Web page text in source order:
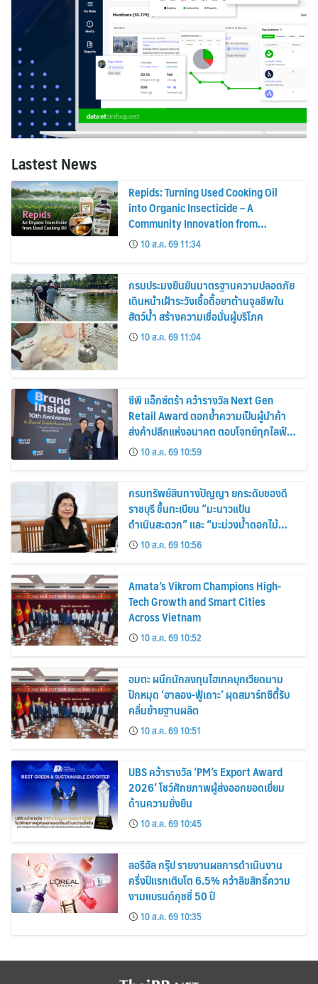
Lastest News
Repids: Turning Used Cooking Oil
into Organic Insecticide – A
Community Innovation from
Chulalongkorn University
10 ส.ค. 69 11:34
กรมประมงยืนยันมาตรฐานความปลอดภัย
เดินหน้าเฝ้าระวังเชื้อดื้อยาต้านจุลชีพใน
สัตว์น้ำ สร้างความเชื่อมั่นผู้บริโภค
10 ส.ค. 69 11:04
ซีพี แอ็กซ์ตร้า คว้ารางวัล Next Gen
Retail Award ตอกย้ำความเป็นผู้นำค้า
ส่งค้าปลีกแห่งอนาคต ตอบโจทย์ทุกไลฟ์
สไตล์ผู้บริโภค
10 ส.ค. 69 10:59
กรมทรัพย์สินทางปัญญา ยกระดับของดี
ราชบุรี ขึ้นทะเบียน “มะนาวแป้น
ดำเนินสะดวก” และ “มะม่วงน้ำดอกไม้
ราชบุรี” เป็น GI น้องใหม่ เดินหน้าเพิ่ม
มูลค่าเกษตรอัตลักษณ์ ขับเคลื่อน
10 ส.ค. 69 10:56
Amata’s Vikrom Champions High-
Tech Growth and Smart Cities
Across Vietnam
10 ส.ค. 69 10:52
อมตะ ผนึกนักลงทุนไฮเทคบุกเวียดนาม
ปักหมุด ‘ฮาลอง-ฟู้เถาะ’ ผุดสมาร์ทซิตี้รับ
คลื่นย้ายฐานผลิต
10 ส.ค. 69 10:51
UBS คว้ารางวัล ‘PM’s Export Award
2026’ โชว์ศักยภาพผู้ส่งออกยอดเยี่ยม
ด้านความยั่งยืน
10 ส.ค. 69 10:45
ลอรีอัล กรุ๊ป รายงานผลการดำเนินงาน
ครึ่งปีแรกเติบโต 6.5% คว้าลิขสิทธิ์ความ
งามแบรนด์กุชชี่ 50 ปี
10 ส.ค. 69 10:35